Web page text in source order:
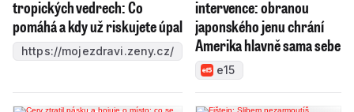
tropických vedrech: Co
pomáhá a kdy už riskujete úpal
https://mojezdravi.zeny.cz/
intervence: obranou
japonského jenu chrání
Amerika hlavně sama sebe
e15